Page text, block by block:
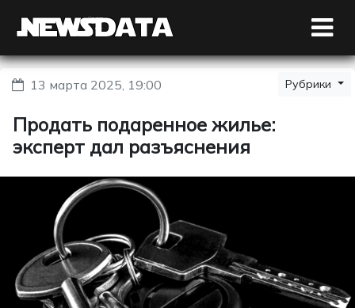
13 марта 2025, 19:00 Рубрики
Продать подаренное жилье:
эксперт дал разъяснения